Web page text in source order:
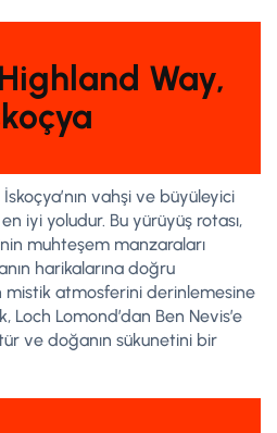
Way,
İskoçya’nın vahşi ve büyüleyici
iyi yoludur. Bu yürüyüş rotası,
muhteşem manzaraları
harikalarına doğru
mistik atmosferini derinlemesine
Loch Lomond’dan Ben Nevis’e
ve doğanın sükunetini bir